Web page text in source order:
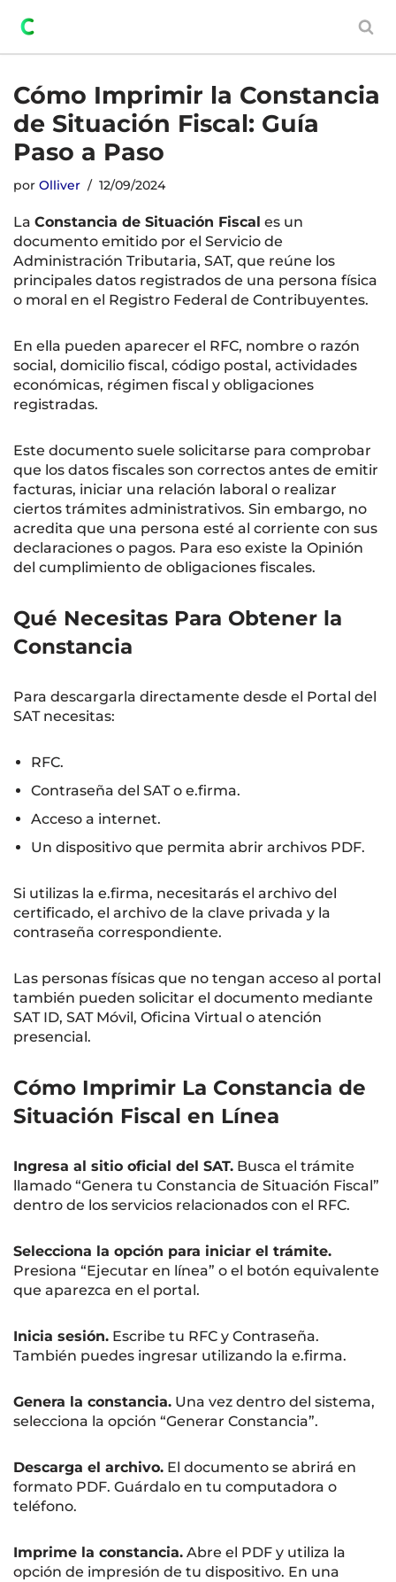
contenido
Cómo Imprimir la Constancia
de Situación Fiscal: Guía
Paso a Paso
por Olliver 12/09/2024
La Constancia de Situación Fiscal es un
documento emitido por el Servicio de
Administración Tributaria, SAT, que reúne los
principales datos registrados de una persona física
o moral en el Registro Federal de Contribuyentes.
En ella pueden aparecer el RFC, nombre o razón
social, domicilio fiscal, código postal, actividades
económicas, régimen fiscal y obligaciones
registradas.
Este documento suele solicitarse para comprobar
que los datos fiscales son correctos antes de emitir
facturas, iniciar una relación laboral o realizar
ciertos trámites administrativos. Sin embargo, no
acredita que una persona esté al corriente con sus
declaraciones o pagos. Para eso existe la Opinión
del cumplimiento de obligaciones fiscales.
Qué Necesitas Para Obtener la
Constancia
Para descargarla directamente desde el Portal del
SAT necesitas:
RFC.
Contraseña del SAT o e.firma.
Acceso a internet.
Un dispositivo que permita abrir archivos PDF.
Si utilizas la e.firma, necesitarás el archivo del
certificado, el archivo de la clave privada y la
contraseña correspondiente.
Las personas físicas que no tengan acceso al portal
también pueden solicitar el documento mediante
SAT ID, SAT Móvil, Oficina Virtual o atención
presencial.
Cómo Imprimir La Constancia de
Situación Fiscal en Línea
Ingresa al sitio oficial del SAT. Busca el trámite
llamado “Genera tu Constancia de Situación Fiscal”
dentro de los servicios relacionados con el RFC.
Selecciona la opción para iniciar el trámite.
Presiona “Ejecutar en línea” o el botón equivalente
que aparezca en el portal.
Inicia sesión. Escribe tu RFC y Contraseña.
También puedes ingresar utilizando la e.firma.
Genera la constancia. Una vez dentro del sistema,
selecciona la opción “Generar Constancia”.
Descarga el archivo. El documento se abrirá en
formato PDF. Guárdalo en tu computadora o
teléfono.
Imprime la constancia. Abre el PDF y utiliza la
opción de impresión de tu dispositivo. En una